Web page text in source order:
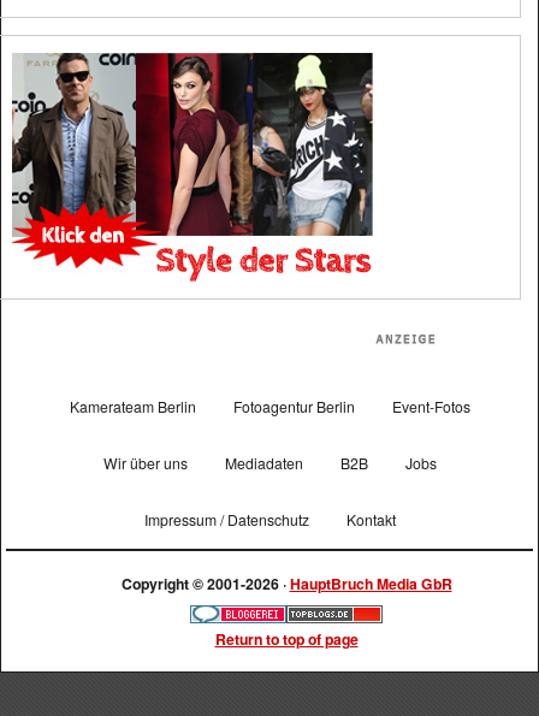
Kamerateam Berlin Fotoagentur Berlin Event-Fotos
Wir über uns Mediadaten B2B Jobs
Impressum / Datenschutz Kontakt
Copyright © 2001-2026 ·HauptBruch Media GbR
Return to top of page